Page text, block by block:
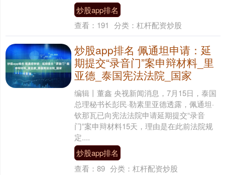
炒股app排名
查看： 191 分类： 杠杆配资炒股
炒股app排名 佩通坦申请：延
期提交“录音门”案申辩材料_里
亚德_泰国宪法法院_国家
编辑丨董鑫 央视新闻消息，7月15日，泰国
总理秘书长彭民·勒素里亚德透露，佩通坦·
钦那瓦已向宪法法院申请延期提交“录音
门”案申辩材料15天，理由是在此前法院规
定....
炒股app排名
查看： 89 分类： 杠杆配资炒股